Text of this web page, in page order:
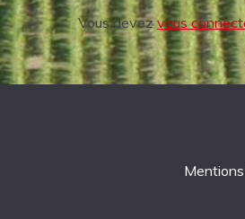
Vous devezvous